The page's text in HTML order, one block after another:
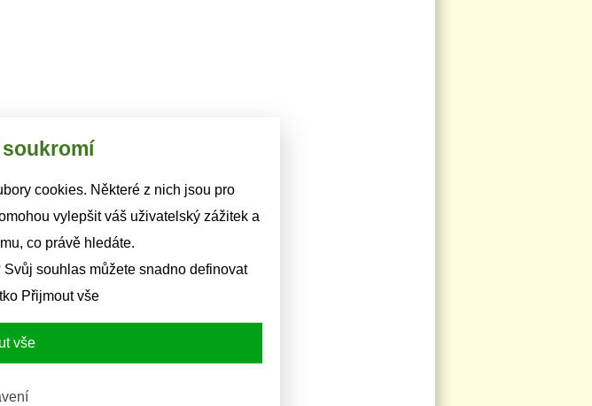
cookies. Některé z nich jsou pro
vylepšit váš uživatelský zážitek a
co právě hledáte.
souhlas můžete snadno definovat
Přijmout vše
vše